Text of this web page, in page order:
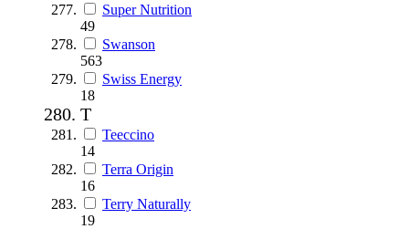
Super Nutrition
49
Swanson
563
Swiss Energy
18
T
Teeccino
14
Terra Origin
16
Terry Naturally
19